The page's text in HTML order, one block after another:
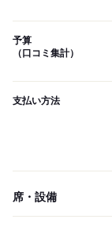
予算
（口コミ集計）
支払い方法
席・設備